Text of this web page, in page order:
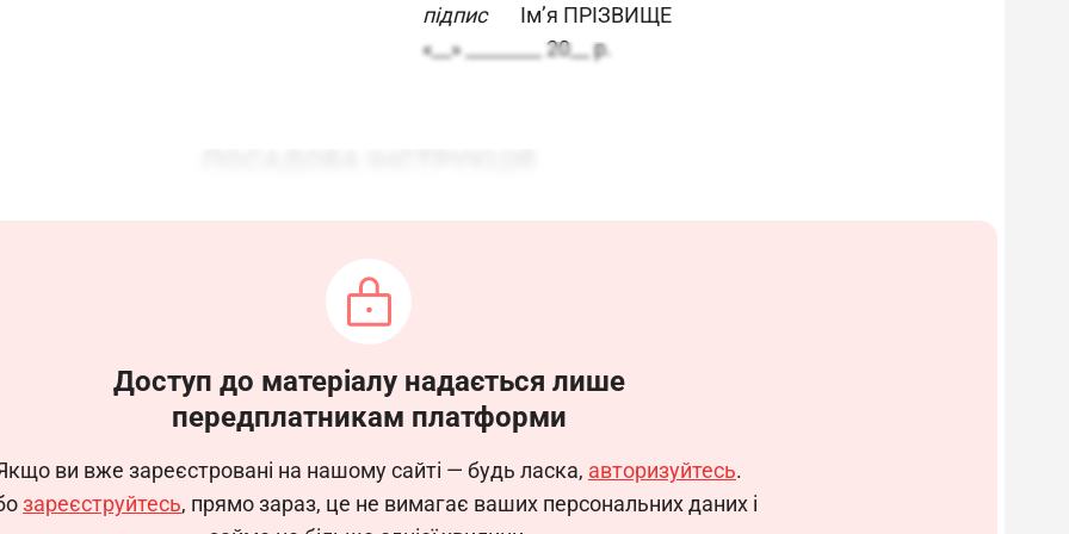
підписІм’я ПРІЗВИЩЕ
«__» ________ 20__ р.
(Код КП – 2146.2)
1. Загальні положення
визначає функціональні обов’язки, права та відповідальність інженера-технолога
на посаду та звільняється з посади наказом по організації (підприємству/організації).
безпосередньо ____________.
Доступ до матеріалу надається лише
передплатникам платформи
ви вже зареєстровані на нашому сайті — будь ласка, авторизуйтесь.
зареєструйтесь, прямо зараз, це не вимагає ваших персональних даних і